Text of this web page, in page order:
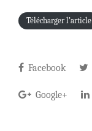
Télécharger l’article
Facebook
Google+